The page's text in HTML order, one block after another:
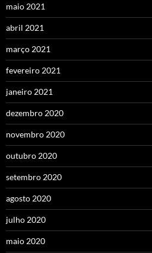
maio 2021
abril 2021
março 2021
fevereiro 2021
janeiro 2021
dezembro 2020
novembro 2020
outubro 2020
setembro 2020
agosto 2020
julho 2020
maio 2020